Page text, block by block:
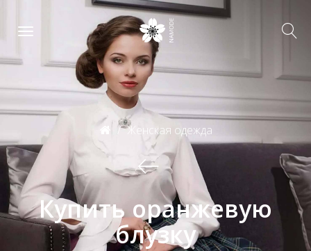
Женская одежда
Купить оранжевую
блузку